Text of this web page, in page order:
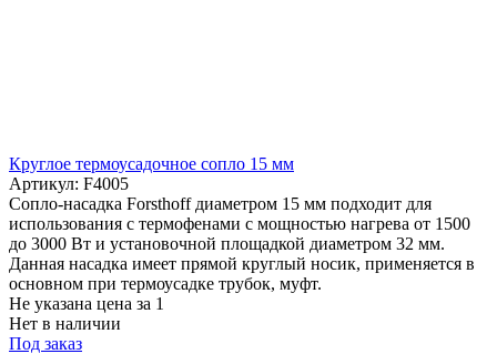
Круглое термоусадочное сопло 15 мм
Артикул: F4005
Сопло-насадка Forsthoff диаметром 15 мм подходит для
использования с термофенами с мощностью нагрева от 1500
до 3000 Вт и установочной площадкой диаметром 32 мм.
Данная насадка имеет прямой круглый носик, применяется в
основном при термоусадке трубок, муфт.
Не указана цена за 1
Нет в наличии
Под заказ